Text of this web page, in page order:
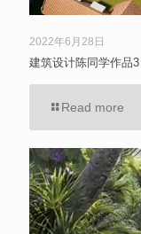
2022年6月28日
建筑设计陈同学作品3
Read more